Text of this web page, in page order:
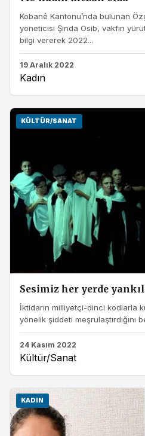
Kobanê Kantonu’nda bulunan
yöneticisi Şinda Osib, vakfın
bilgi vererek 2022...
19 Aralık 2022
Kadın
KÜLTÜR/SANAT
Sesimiz her yerde
İktidarın milliyetçi-dinci kodlarla
yönelik şiddeti meşrulaştırdığını
24 Kasım 2022
Kültür/Sanat
KADIN